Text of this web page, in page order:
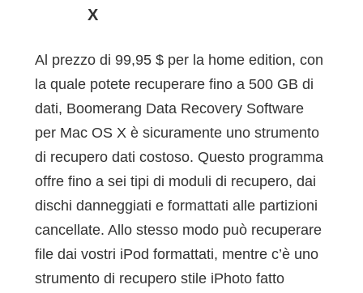
X
Al prezzo di 99,95 $ per la home edition, con
la quale potete recuperare fino a 500 GB di
dati, Boomerang Data Recovery Software
per Mac OS X è sicuramente uno strumento
di recupero dati costoso. Questo programma
offre fino a sei tipi di moduli di recupero, dai
dischi danneggiati e formattati alle partizioni
cancellate. Allo stesso modo può recuperare
file dai vostri iPod formattati, mentre c’è uno
strumento di recupero stile iPhoto fatto